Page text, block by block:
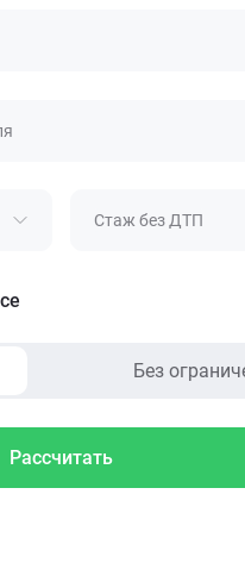
Стаж без ДТП
Без
Рассчитать